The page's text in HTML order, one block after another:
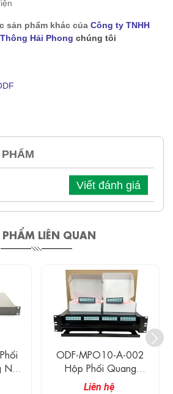
sản phẩm khác của Công ty TNHH
Hải Phong chúng tôi
Viết đánh giá
LIÊN QUAN
ODF-MPO10-A-002
Hộp Phối Quang
MPO/MTP 1U
Liên hệ